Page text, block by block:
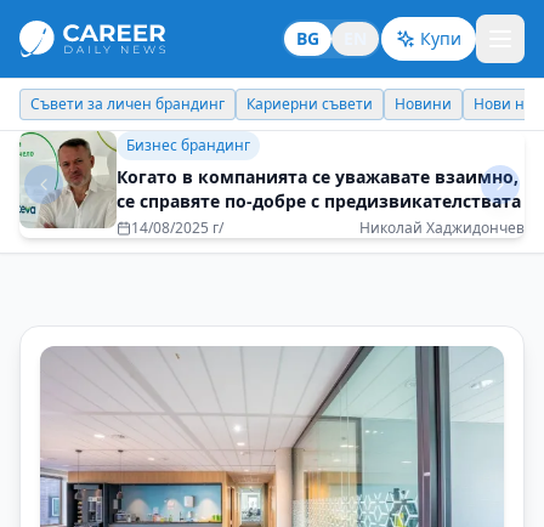
BG Купи
Кариерни съвети Новини Нови назначения Днес празнува
Идеи отвъд границите
Не се страхувайте от „различното“
09/05/2025 г/ Елена Дречева